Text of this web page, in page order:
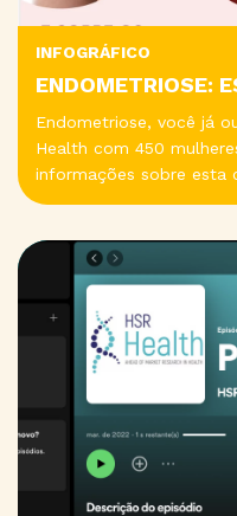
INFOGRÁFICO
ENDOMETRIOSE:
Endometriose, você já
Health com 450
informações sobre esta